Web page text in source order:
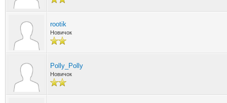
rootik
Новичок
Polly_Polly
Новичок